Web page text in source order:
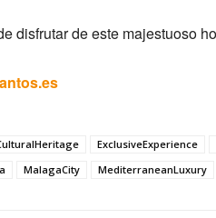
disfrutar de este majestuoso
ExclusiveExperience
MalagaCity MediterraneanLuxury